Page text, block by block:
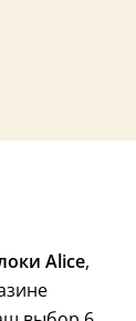
Alice,